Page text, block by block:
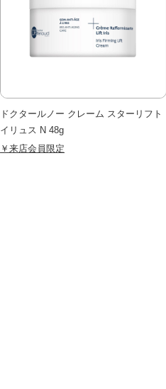
ドクタールノー クレーム スターリフト
イリュス N 48g
￥来店会員限定